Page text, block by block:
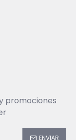
promociones
ENVIAR